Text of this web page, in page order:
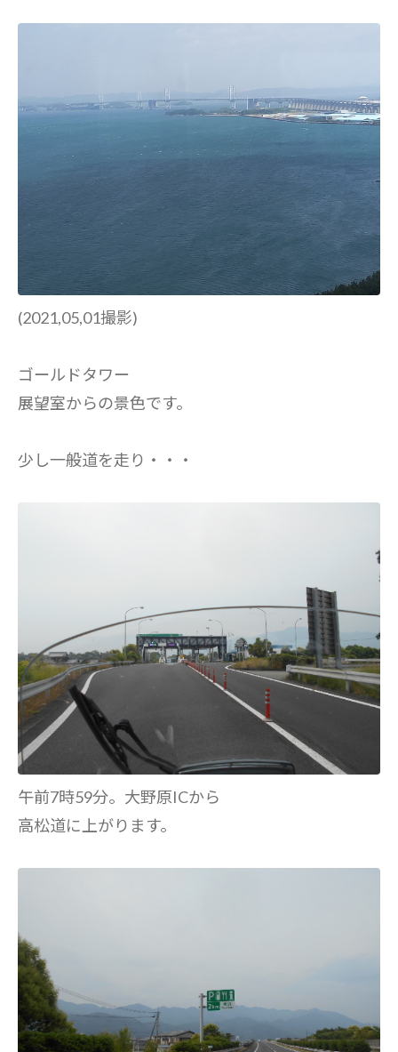
(2021,05,01撮影)
ゴールドタワー
展望室からの景色です。
少し一般道を走り・・・
午前7時59分。大野原ICから
高松道に上がります。